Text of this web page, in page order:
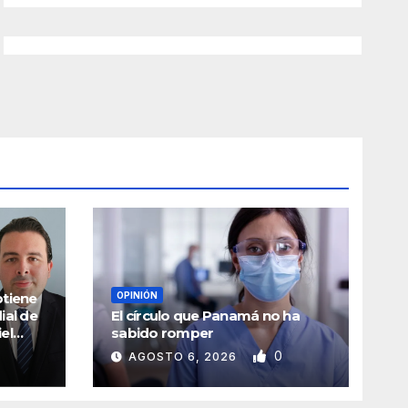
de
OPINIÓN
El círculo que Panamá no ha
sabido romper
AGOSTO 6, 2026 0